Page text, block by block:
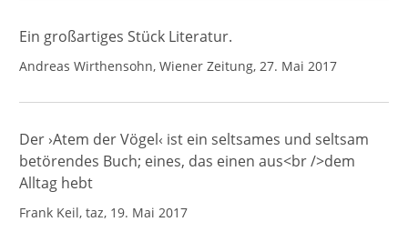
Ein großartiges Stück Literatur.
Andreas Wirthensohn, Wiener Zeitung, 27. Mai 2017
Der ›Atem der Vögel‹ ist ein seltsames und seltsam
betörendes Buch; eines, das einen aus<br />dem
Alltag hebt
Frank Keil, taz, 19. Mai 2017